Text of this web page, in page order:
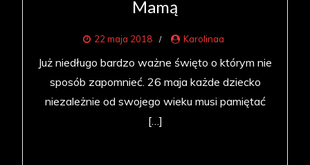
Mamą
22 maja 2018 Karolinaa
Już niedługo bardzo ważne święto o którym nie
sposób zapomnieć. 26 maja każde dziecko
niezależnie od swojego wieku musi pamiętać
[…]